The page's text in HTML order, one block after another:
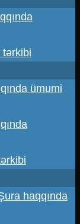
tərkibi
ümumi
haqqında